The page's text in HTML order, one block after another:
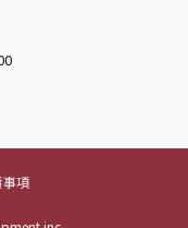
事項